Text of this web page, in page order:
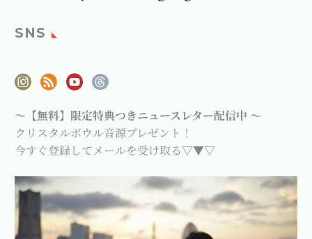
SNS
～【無料】限定特典つきニュースレター配信中 ～
クリスタルボウル音源プレゼント！
今すぐ登録してメールを受け取る▽▼▽